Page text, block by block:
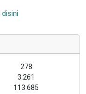
disini
278
3.261
113.685